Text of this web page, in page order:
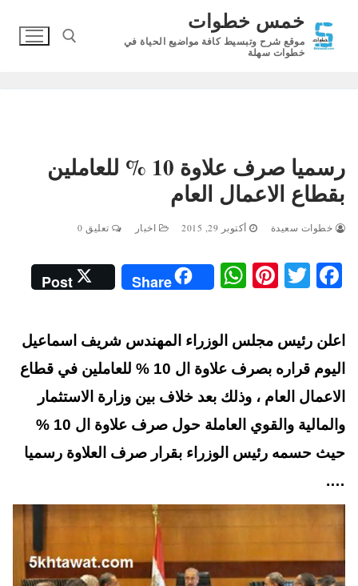
المحتوى
خمس خطوات
موقع شرح وتبسيط كافة مواضيع الحياة في
خطوات سهلة
رسميا صرف علاوة 10 % للعاملين
بقطاع الاعمال العام
خطوات سعيدة أكتوبر 29, 2015 اخبار تعليق 0
Fa
bo
ok
T
r
Pi
es
t
W
ha
A
pp
Share
Post
اعلن رئيس مجلس الوزراء المهندس شريف اسماعيل
اليوم قراره بصرف علاوة ال 10 % للعاملين في قطاع
الاعمال العام ، وذلك بعد خلاف بين وزارة الاستثمار
والمالية والقوي العاملة حول صرف علاوة ال 10 %
حيث حسمه رئيس الوزراء بقرار صرف العلاوة رسميا
….